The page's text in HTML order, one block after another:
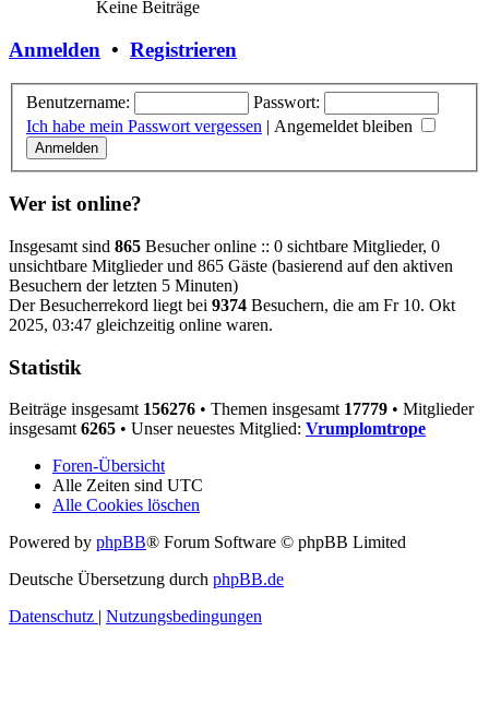
Keine Beiträge
Anmelden • Registrieren
Benutzername:
Passwort:
Ich habe mein Passwort vergessen | Angemeldet bleiben
Wer ist online?
Insgesamt sind 865 Besucher online :: 0 sichtbare Mitglieder, 0
unsichtbare Mitglieder und 865 Gäste (basierend auf den aktiven
Besuchern der letzten 5 Minuten)
Der Besucherrekord liegt bei 9374 Besuchern, die am Fr 10. Okt
2025, 03:47 gleichzeitig online waren.
Statistik
Beiträge insgesamt 156276 • Themen insgesamt 17779 • Mitglieder
insgesamt 6265 • Unser neuestes Mitglied: Vrumplomtrope
Foren-Übersicht
Alle Zeiten sind UTC
Alle Cookies löschen
Powered by phpBB® Forum Software © phpBB Limited
Deutsche Übersetzung durch phpBB.de
Datenschutz | Nutzungsbedingungen